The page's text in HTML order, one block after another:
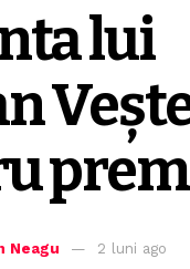
lui
Neagu 2 luni ago